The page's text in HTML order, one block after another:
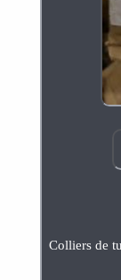
Colliers de